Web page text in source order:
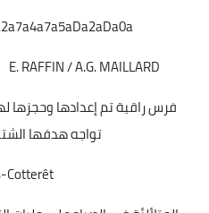
E. RAFFIN / A.G. MAILLARD
فرس راقية تم إعدادها وحجزها
تواجه هدفها
Cotterêt